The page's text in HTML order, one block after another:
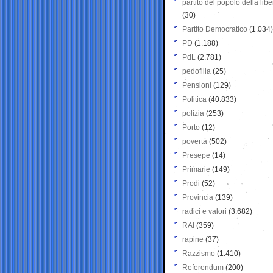
partito del popolo della
(30)
Partito Democratico (1.034)
PD (1.188)
PdL (2.781)
pedofilia (25)
Pensioni (129)
Politica (40.833)
polizia (253)
Porto (12)
povertà (502)
Presepe (14)
Primarie (149)
Prodi (52)
Provincia (139)
radici e valori (3.682)
RAI (359)
rapine (37)
Razzismo (1.410)
Referendum (200)